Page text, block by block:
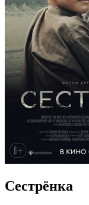
Сестрёнка